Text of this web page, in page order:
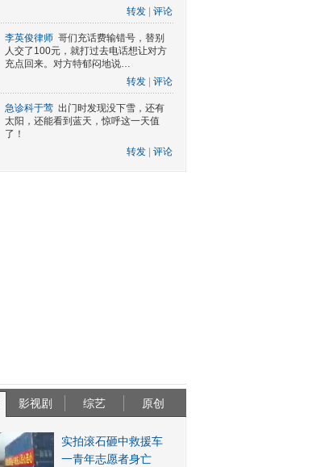
转发
评论
李英俊律师 哥们充话费输错号，替别
人交了100元，就打过去电话想让对方
充点回来。对方特郁闷地说…
转发
评论
急诊科于莺 出门时发现没下雪，还有
太阳，还能看到蓝天，惊呼这一天值
了！
转发
评论
影视剧 综艺 原创
实拍滚石砸中救援车
一青年志愿者身亡